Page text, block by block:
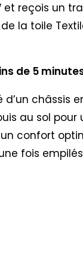
et reçois un
la toile
de 5
d’un châssis
au sol
confort
fois